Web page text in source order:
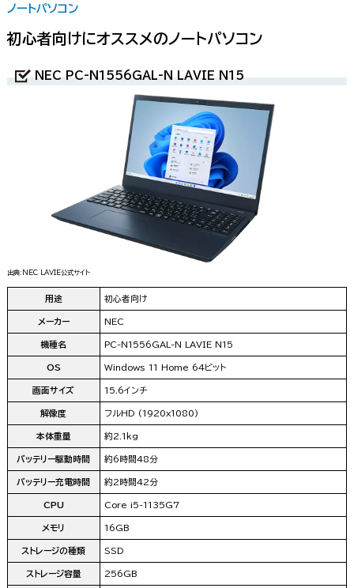
ノートパソコン
初心者向けにオススメのノートパソコン
NEC PC-N1556GAL-N LAVIE N15
出典:NEC LAVIE公式サイト
用途 初心者向け
メーカー NEC
機種名 PC-N1556GAL-N LAVIE N15
OS Windows 11 Home 64ビット
画面サイズ 15.6インチ
解像度 フルHD (1920x1080)
本体重量 約2.1kg
バッテリー駆動時間 約6時間48分
バッテリー充電時間 約2時間42分
CPU Core i5-1135G7
メモリ 16GB
ストレージの種類 SSD
ストレージ容量 256GB